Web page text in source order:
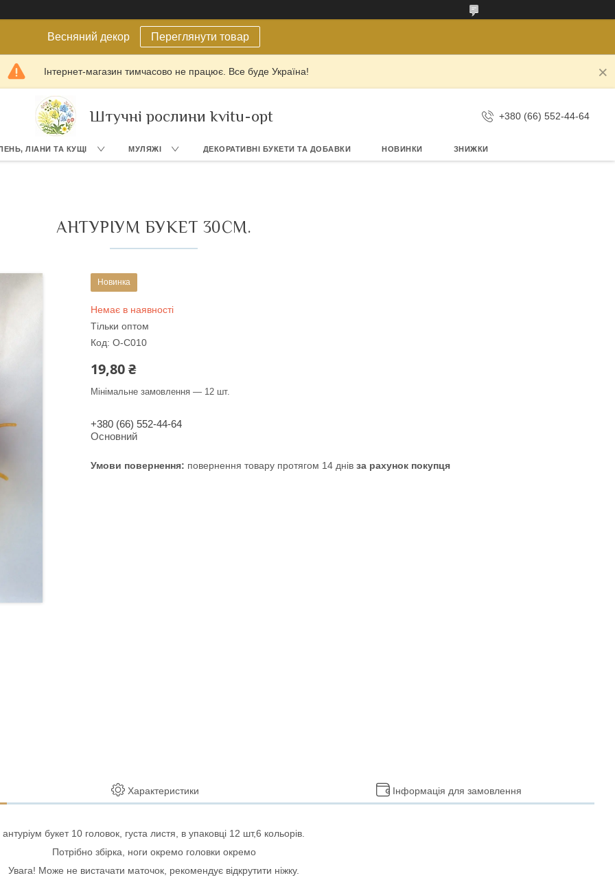
Весняний декор Переглянути товар
Інтернет-магазин тимчасово не працює. Все буде Україна!
Штучні рослини kvitu-opt +380 (66) 552-44-64
ЛІАНИ ТА КУЩІ МУЛЯЖІ ДЕКОРАТИВНІ БУКЕТИ ТА ДОБАВКИ НОВИНКИ ЗНИЖКИ
АНТУРІУМ БУКЕТ 30СМ.
Новинка
Немає в наявності
Тільки оптом
Код: O-С010
19,80 ₴
Мінімальне замовлення — 12 шт.
+380 (66) 552-44-64
Основний
повернення товару протягом 14 днів за рахунок покупця
Характеристики Інформація для замовлення
антуріум букет 10 головок, густа листя, в упаковці 12 шт,6 кольорів.
Потрібно збірка, ноги окремо головки окремо
Увага! Може не вистачати маточок, рекомендує відкрутити ніжку.